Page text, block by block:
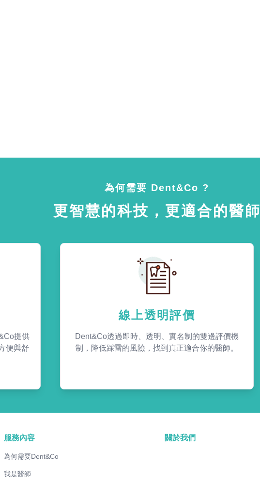
為何需要 Dent&Co ?
更智慧的科技，更適合的醫師
提供
便與舒
線上透明評價
Dent&Co透過即時、透明、實名制的雙邊評價機
制，降低踩雷的風險，找到真正適合你的醫師。
服務內容
為何需要Dent&Co
我是醫師
關於我們